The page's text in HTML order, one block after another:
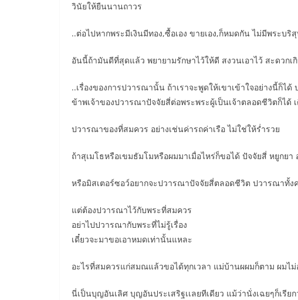
วินัยให้ยืนนานถาวร
..ต่อไปหากพระมีเงินมีทอง,ซื้อเอง ขายเอง,ก็หมดกัน ไม่มีพระบ
อันนี้ถ้ามันดีที่สุดแล้ว พยายามรักษาไว้ให้ดี สงวนเอาไว้ สะดวก
..เรื่องของการปวารณานั้น ถ้าเราจะพูดให้เขาเข้าใจอย่างนี้ก็ไ
ข้าพเจ้าของปวารณาปัจจัยสี่ต่อพระพระผู้เป็นเจ้าตลอดชีวิตก็ได้
ปวารณาของที่สมควร อย่างเช่นค่ารถค่าเรือ ไม่ใช่ให้ร่ำรวย
ถ้าสุเมโธหรือเขมธัมโมหรือผมมาเมื่อไหร่ก็ขอได้ ปัจจัยสี่ หยูกยา
หรือมิสเตอร์ซอว์อยากจะปวารณาปัจจัยสี่ตลอดชีวิต ปวารณาทั้
แต่ต้องปวารณาไว้กับพระที่สมควร
อย่าไปปวารณากับพระที่ไม่รู้เรื่อง
เดี๋ยวจะมาขอเอาหมดเท่านั้นแหละ
อะไรที่สมควรแก่สมณแล้วขอได้ทุกเวลา แม่บ้านผผมก็ตาม ผมไ
นี่เป็นบุญอันเลิศ บุญอันประเสริฐเเลยทีเดียว แม้ว่านั่งเฉยๆก็เรีย